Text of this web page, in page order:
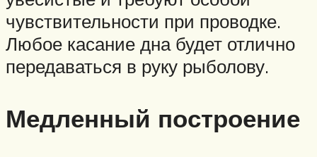
чувствительности при проводке.
Любое касание дна будет отлично
передаваться в руку рыболову.
Медленный построение